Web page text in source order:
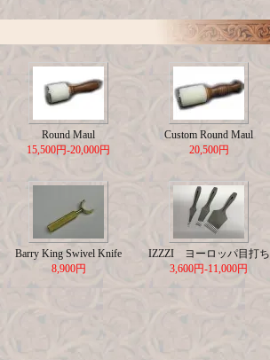
Round Maul
15,500円-20,000円
Custom Round Maul
20,500円
Barry King Swivel Knife
8,900円
IZZZI ヨーロッパ目打ち
3,600円-11,000円